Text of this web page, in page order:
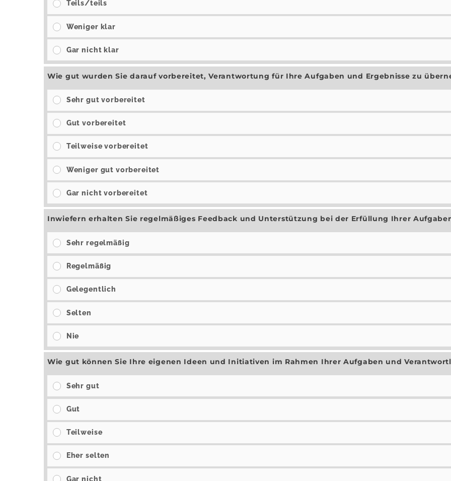
Teils/teils
Weniger klar
Gar nicht klar
Wie gut wurden Sie darauf vorbereitet, Verantwortung für Ihre Aufgaben und Ergebnisse zu
Sehr gut vorbereitet
Gut vorbereitet
Teilweise vorbereitet
Weniger gut vorbereitet
Gar nicht vorbereitet
Inwiefern erhalten Sie regelmäßiges Feedback und Unterstützung bei der Erfüllung Ihrer
Sehr regelmäßig
Regelmäßig
Gelegentlich
Selten
Nie
Wie gut können Sie Ihre eigenen Ideen und Initiativen im Rahmen Ihrer Aufgaben und
Sehr gut
Gut
Teilweise
Eher selten
Gar nicht